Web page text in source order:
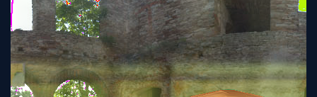
Mesh
Pricing